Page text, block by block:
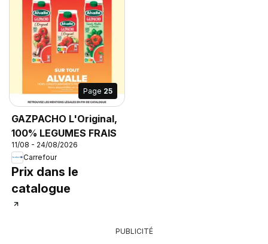
Page 25
GAZPACHO L'Original,
100% LEGUMES FRAIS
11/08 - 24/08/2026
Carrefour
Prix dans le
catalogue
PUBLICITÉ